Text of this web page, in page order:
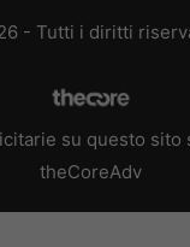
- Tutti i diritti
su questo sito
theCoreAdv